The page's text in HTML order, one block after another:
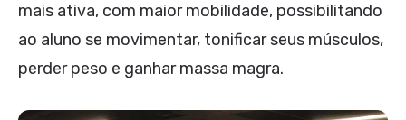
mais ativa, com maior mobilidade, possibilitando
ao aluno se movimentar, tonificar seus músculos,
perder peso e ganhar massa magra.